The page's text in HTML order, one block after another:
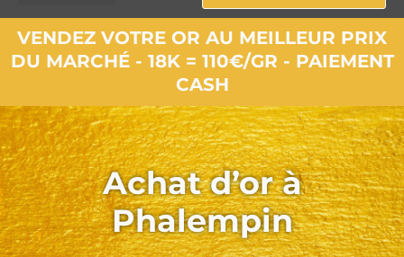
VENDEZ VOTRE OR AU MEILLEUR PRIX
DU MARCHÉ - 18K = 110€/GR - PAIEMENT
CASH
Achat d’or à
Phalempin